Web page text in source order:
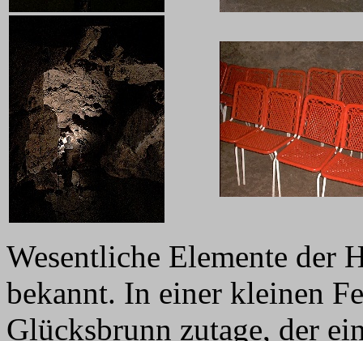
Wesentliche Elemente der
bekannt. In einer kleinen
Glücksbrunn zutage, der